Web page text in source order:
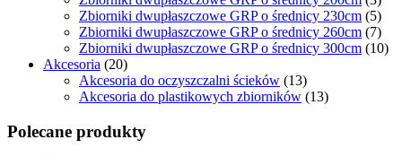
Zbiorniki dwupłaszczowe GRP o średnicy 230cm (5)
Zbiorniki dwupłaszczowe GRP o średnicy 260cm (7)
Zbiorniki dwupłaszczowe GRP o średnicy 300cm (10)
Akcesoria (20)
Akcesoria do oczyszczalni ścieków (13)
Akcesoria do plastikowych zbiorników (13)
Polecane produkty